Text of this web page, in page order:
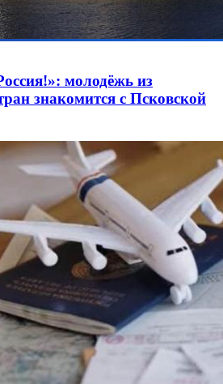
молодёжь из
знакомится с Псковской